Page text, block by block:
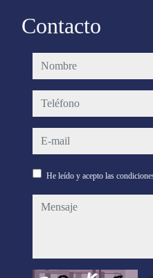
Contacto
nombre
teléfono
e-mail
He leído y acepto las
mensaje